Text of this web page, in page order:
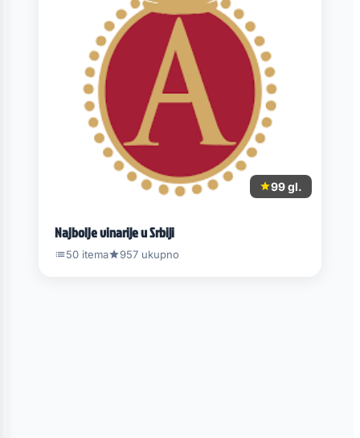
99 gl.
Najbolje vinarije u Srbiji
50 itema 957 ukupno